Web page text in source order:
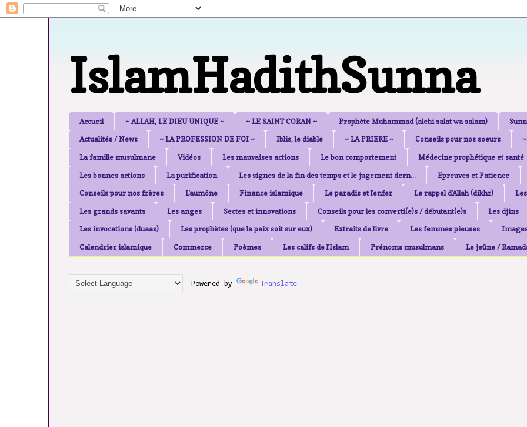
IslamHadithSunna
Accueil ~ ALLAH, LE DIEU UNIQUE ~ ~ LE SAINT CORAN ~ Prophète Muhammad (alehi salat wa salam)
Actualités / News ~ LA PROFESSION DE FOI ~ Iblis, le diable ~ LA PRIERE ~ Conseils pour nos soeurs
La famille musulmane Vidéos Les mauvaises actions Le bon comportement Médecine prophétique et santé
Les bonnes actions La purification Les signes de la fin des temps et le jugement dern... Epreuves et Patience
Conseils pour nos frères L'aumône Finance islamique Le paradis et l'enfer Le rappel d'Allah (dikhr)
Les grands savants Les anges Sectes et innovations Conseils pour les converti(e)s / débutant(e)s Les djins
Les invocations (duaas) Les prophètes (que la paix soit sur eux) Extraits de livre Les femmes pieuses
Calendrier islamique Commerce Poèmes Les califs de l'Islam Prénoms musulmans Le jeûne /
Powered by Translate